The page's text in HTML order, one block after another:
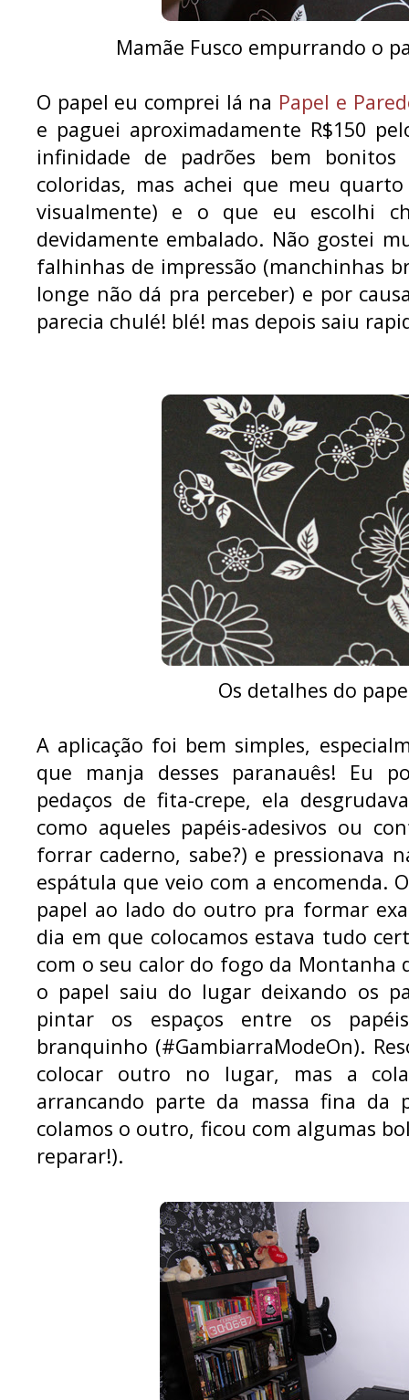
Mamãe Fusco empurrando o
O papel eu comprei lá na Papel e
e paguei aproximadamente R$150
infinidade de padrões bem
coloridas, mas achei que meu
visualmente) e o que eu escolhi
devidamente embalado. Não gostei
falhinhas de impressão (manchinhas
longe não dá pra perceber) e por
parecia chulé! blé! mas depois saiu
Os detalhes do
A aplicação foi bem simples,
que manja desses paranauês! Eu
pedaços de fita-crepe, ela
como aqueles papéis-adesivos ou
forrar caderno, sabe?) e pressionava
espátula que veio com a encomenda.
papel ao lado do outro pra formar
dia em que colocamos estava tudo
com o seu calor do fogo da Montanha
o papel saiu do lugar deixando os
pintar os espaços entre os
branquinho (#GambiarraModeOn).
colocar outro no lugar, mas a
arrancando parte da massa fina da
colamos o outro, ficou com algumas
reparar!).